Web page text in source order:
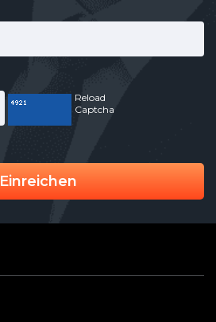
Reload
Captcha
Einreichen